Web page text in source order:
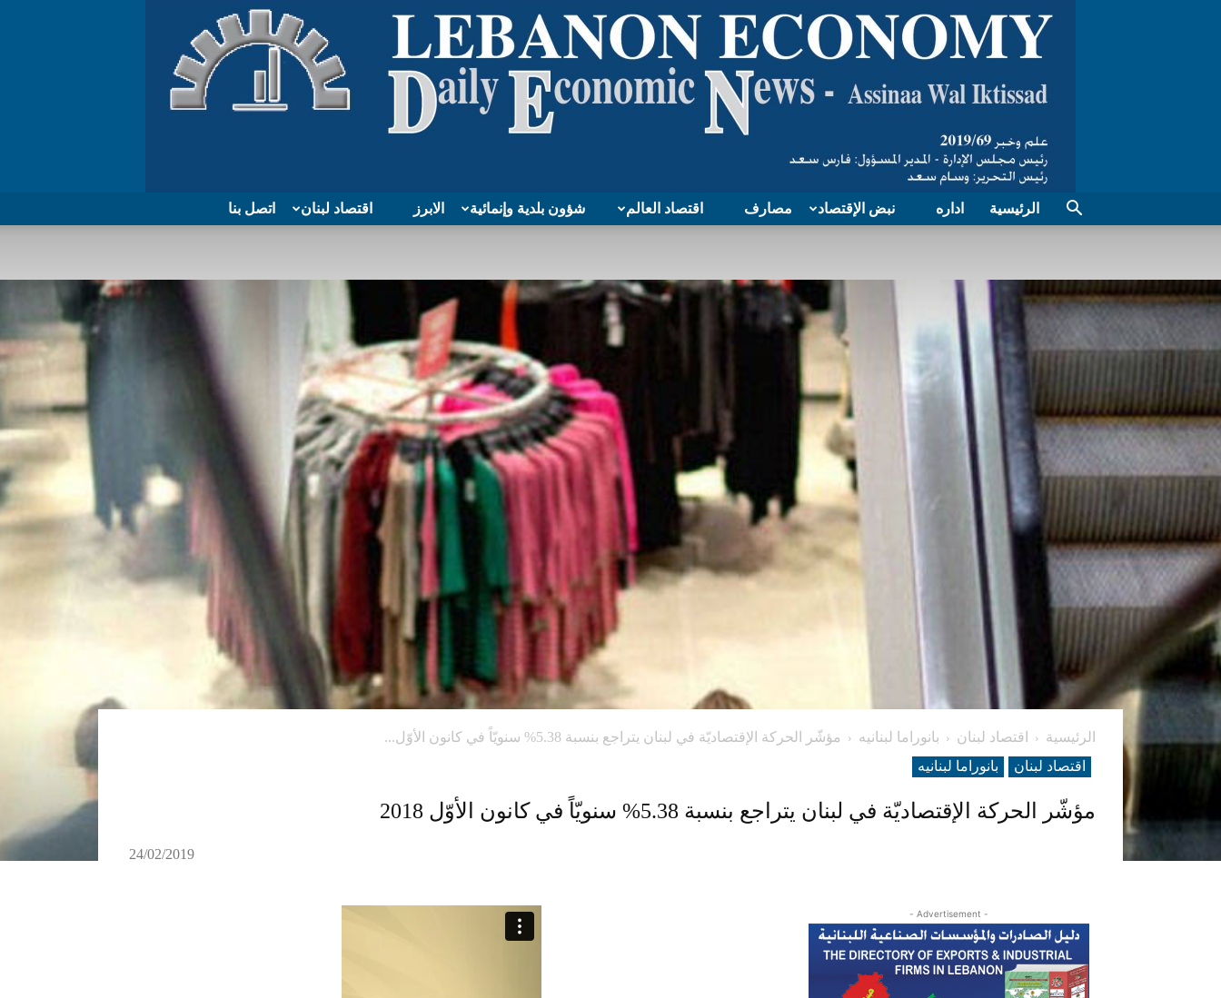
Economy
اتصل بنا اقتصاد لبنان الابرز شؤون بلدية وإنمائية اقتصاد العالم مصارف نبض الإقتصاد اداره الرئيسية
الرئيسية اقتصاد لبنان بانوراما لبنانیه
مؤشّر الحركة الإقتصاديّة في لبنان يتراجع بنسبة 5.38% سنويّاً في كانون الأوّل...
اقتصاد لبنان
بانوراما لبنانیه
مؤشّر الحركة الإقتصاديّة في لبنان يتراجع بنسبة 5.38% سنويّاً في كانون الأوّل 2018
24/02/2019
- Advertisement -